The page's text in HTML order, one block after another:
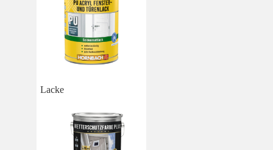
Lacke